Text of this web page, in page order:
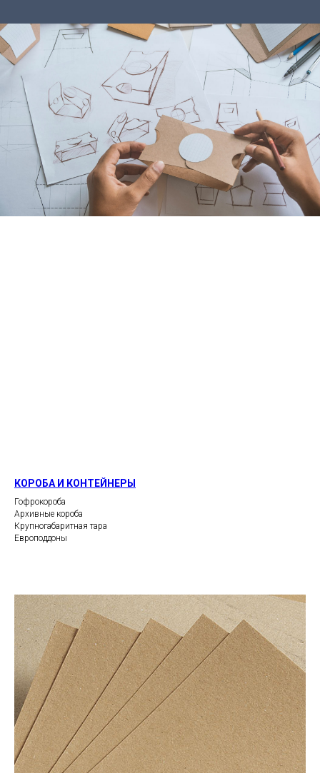
КОРОБА И КОНТЕЙНЕРЫ
Гофрокороба
Архивные короба
Крупногабаритная тара
Европоддоны